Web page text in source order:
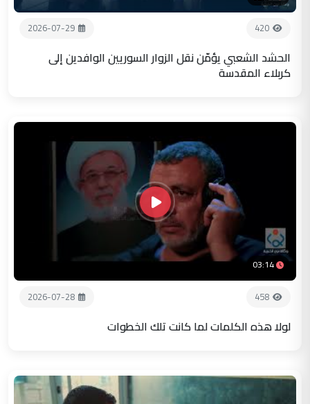
420
2026-07-29
الحشد الشعبي يؤمّن نقل الزوار السوريين الوافدين إلى
كربلاء المقدسة
03:14
458
2026-07-28
لولا هذه الكلمات لما كانت تلك الخطوات